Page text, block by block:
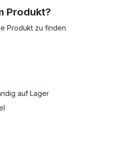
Produkt?
Produkt zu finden
auf Lager